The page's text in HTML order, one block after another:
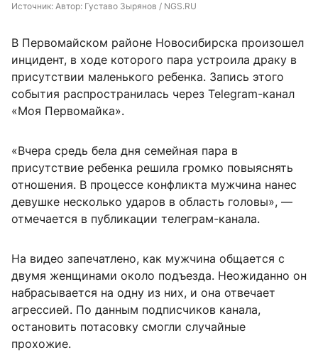
Источник: Автор: Густаво Зырянов / NGS.RU
В Первомайском районе Новосибирска произошел
инцидент, в ходе которого пара устроила драку в
присутствии маленького ребенка. Запись этого
события распространилась через Telegram-канал
«Моя Первомайка».
«Вчера средь бела дня семейная пара в
присутствие ребенка решила громко повыяснять
отношения. В процессе конфликта мужчина нанес
девушке несколько ударов в область головы», —
отмечается в публикации телеграм-канала.
На видео запечатлено, как мужчина общается с
двумя женщинами около подъезда. Неожиданно он
набрасывается на одну из них, и она отвечает
агрессией. По данным подписчиков канала,
остановить потасовку смогли случайные
прохожие.